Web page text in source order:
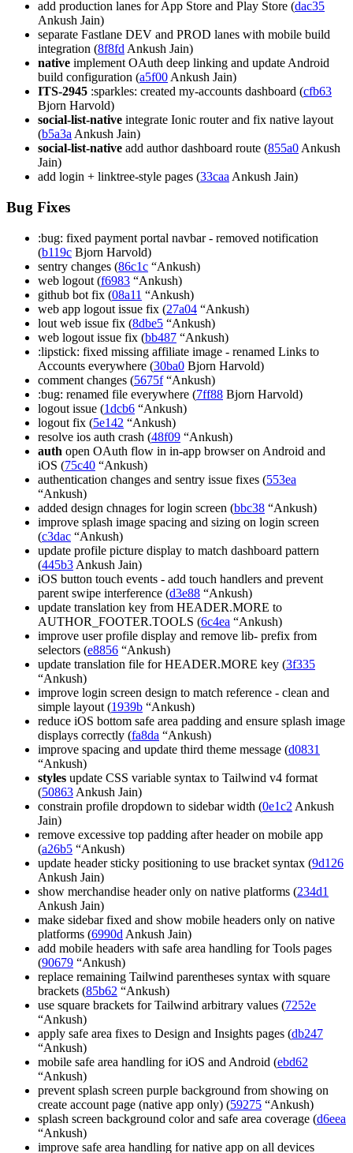
add production lanes for App Store and Play Store (dac35
Ankush Jain)
separate Fastlane DEV and PROD lanes with mobile build
integration (8f8fd Ankush Jain)
native implement OAuth deep linking and update Android
build configuration (a5f00 Ankush Jain)
ITS-2945 :sparkles: created my-accounts dashboard (cfb63
Bjorn Harvold)
social-list-native integrate Ionic router and fix native layout
(b5a3a Ankush Jain)
social-list-native add author dashboard route (855a0 Ankush
Jain)
add login + linktree-style pages (33caa Ankush Jain)
Bug Fixes
:bug: fixed payment portal navbar - removed notification
(b119c Bjorn Harvold)
sentry changes (86c1c “Ankush)
web logout (f6983 “Ankush)
github bot fix (08a11 “Ankush)
web app logout issue fix (27a04 “Ankush)
lout web issue fix (8dbe5 “Ankush)
web logout issue fix (bb487 “Ankush)
:lipstick: fixed missing affiliate image - renamed Links to
Accounts everywhere (30ba0 Bjorn Harvold)
comment changes (5675f“Ankush)
:bug: renamed file everywhere (7ff88 Bjorn Harvold)
logout issue (1dcb6 “Ankush)
logout fix (5e142 “Ankush)
resolve ios auth crash (48f09 “Ankush)
auth open OAuth flow in in-app browser on Android and
iOS (75c40 “Ankush)
authentication changes and sentry issue fixes (553ea
“Ankush)
added design chnages for login screen (bbc38 “Ankush)
improve splash image spacing and sizing on login screen
(c3dac “Ankush)
update profile picture display to match dashboard pattern
(445b3 Ankush Jain)
iOS button touch events - add touch handlers and prevent
parent swipe interference (d3e88 “Ankush)
update translation key from HEADER.MORE to
AUTHOR_FOOTER.TOOLS (6c4ea “Ankush)
improve user profile display and remove lib- prefix from
selectors (e8856 “Ankush)
update translation file for HEADER.MORE key (3f335
“Ankush)
improve login screen design to match reference - clean and
simple layout (1939b “Ankush)
reduce iOS bottom safe area padding and ensure splash image
displays correctly (fa8da “Ankush)
improve spacing and update third theme message (d0831
“Ankush)
styles update CSS variable syntax to Tailwind v4 format
(50863 Ankush Jain)
constrain profile dropdown to sidebar width (0e1c2 Ankush
Jain)
remove excessive top padding after header on mobile app
(a26b5 “Ankush)
update header sticky positioning to use bracket syntax (9d126
Ankush Jain)
show merchandise header only on native platforms (234d1
Ankush Jain)
make sidebar fixed and show mobile headers only on native
platforms (6990d Ankush Jain)
add mobile headers with safe area handling for Tools pages
(90679 “Ankush)
replace remaining Tailwind parentheses syntax with square
brackets (85b62 “Ankush)
use square brackets for Tailwind arbitrary values (7252e
“Ankush)
apply safe area fixes to Design and Insights pages (db247
“Ankush)
mobile safe area handling for iOS and Android (ebd62
“Ankush)
prevent splash screen purple background from showing on
create account page (native app only) (59275 “Ankush)
splash screen background color and safe area coverage (d6eea
“Ankush)
improve safe area handling for native app on all devices